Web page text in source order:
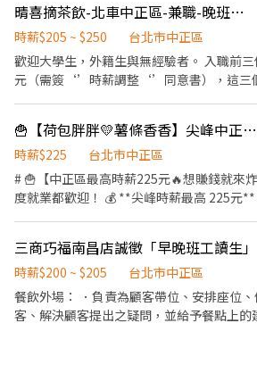
號1樓(捷運台北車站M8出口) ★工作時間： ❶早班為 11:00-14:00
時薪$220 ❷晚班為 18:00-22:00／19:00-
班 21:30-00:30 時薪$230 ※ 排班可依個人時間彈性安排，歡迎面
試時討論。 ※ 依個人工作表現及綜合能力
項 ★我們希望你 ✔ 喜歡與人互動，具服務熱忱 ✔ 做事細心、具責
任感 ✔ 願意學習、配合團隊合作 ✔ 可長期
晴喜摘茶飲-北車中正區-兼職-晚班與假日班夥伴
時薪$205 ~ $250
台北市中正區
歡迎大學生，外籍生與無經驗者。 入職前三個月內，提供時薪220
元（需簽‘’時薪調整‘’同意書），這三
最低時薪為205元。 計時組長時薪，最高250元。 誠徵：
班：18：00到22：30。 假日班：早，中，晚班
場工作： 負責茶飲製作原料的準備，如煮
整理，確保工作區域乾淨有序。 2. 前場工作： 調製各式手搖飲品，
需要協助外送或其他外勤相關任務。 (搭車通勤的夥伴無法外送也可
應徵) 4. 盤點管理： 協助主管定期盤點門市原物料及食材，確保庫
創造良好的顧客用餐環境。 6. 其他支援： 配合店長或主管安排，參
與其他門市相關支援工作。
🍟【荷包胖胖💛薯條香香】尖峰中正區｜時薪225元｜店點自選
時薪$225
台北市中正區
# 🍟【中正區最高時薪225元🔥想賺錢就來
度就業都歡迎！ 💰 **尖峰時薪最高 225元
服務 ✅ 漢堡、薯條等餐點製作 ✅ 環境清潔
都會接觸，完整培訓，不怕沒經驗！
━━━━━━━━━━━━━━━ ## 💰 薪資待
時薪 225 元** 💵 一般時段：**時薪 196 元
三商巧福南昌店誠徵「早晚班工讀生」
時薪$200 ~ $205
台北市中正區
餐飲外場： ．負責為顧客帶位、安排座位
客、解決顧客提出之疑問，並給予餐點上的